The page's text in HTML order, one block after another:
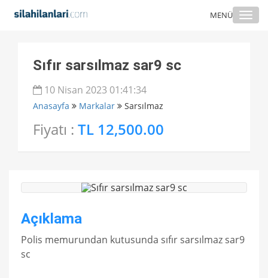
MENÜ
Sıfır sarsılmaz sar9 sc
10 Nisan 2023 01:41:34
Anasayfa Markalar Sarsılmaz
Fiyatı : TL 12,500.00
Açıklama
Polis memurundan kutusunda sıfır sarsılmaz sar9
sc